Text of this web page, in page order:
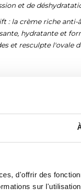
d'offrir des
sur
et de
: la crème riche anti-
hydratante et
et resculpte l'ovale